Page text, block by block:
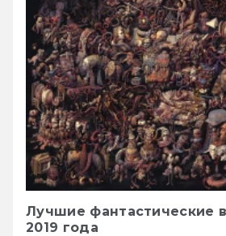
Лучшие фантастические
2019 года